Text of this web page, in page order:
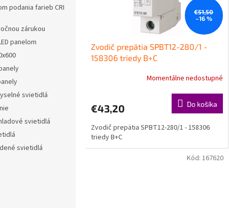
podania farieb CRI
zárukou
panelom
svietidlá
svietidlá
svietidlá
€51,50
–16 %
Zvodič prepätia SPBT12-280/1 -
158306 triedy B+C
Momentálne nedostupné
€43,20 Do košíka
Zvodič prepätia SPBT12-280/1 - 158306
triedy B+C
Kód: 167620